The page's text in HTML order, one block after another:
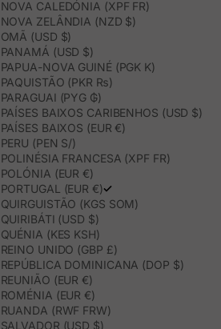
NOVA CALEDÓNIA (XPF FR)
NOVA ZELÂNDIA (NZD $)
OMÃ (USD $)
PANAMÁ (USD $)
PAPUA-NOVA GUINÉ (PGK K)
PAQUISTÃO (PKR ₨)
PARAGUAI (PYG ₲)
PAÍSES BAIXOS CARIBENHOS (USD $)
PAÍSES BAIXOS (EUR €)
PERU (PEN S/)
POLINÉSIA FRANCESA (XPF FR)
POLÓNIA (EUR €)
PORTUGAL (EUR €)
QUIRGUISTÃO (KGS SOM)
QUIRIBÁTI (USD $)
QUÉNIA (KES KSH)
REINO UNIDO (GBP £)
REPÚBLICA DOMINICANA (DOP $)
REUNIÃO (EUR €)
ROMÉNIA (EUR €)
RUANDA (RWF FRW)
SALVADOR (USD $)